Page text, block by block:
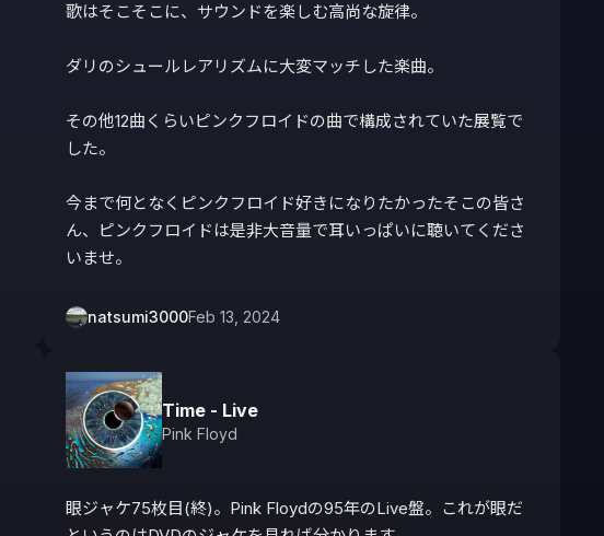
歌はそこそこに、サウンドを楽しむ高尚な旋律。
ダリのシュールレアリズムに大変マッチした楽曲。
その他12曲くらいピンクフロイドの曲で構成されていた展覧で
した。
今まで何となくピンクフロイド好きになりたかったそこの皆さ
ん、ピンクフロイドは是非大音量で耳いっぱいに聴いてくださ
いませ。
natsumi3000Feb 13, 2024
Time - Live
Pink Floyd
眼ジャケ75枚目(終)。Pink Floydの95年のLive盤。これが眼だ